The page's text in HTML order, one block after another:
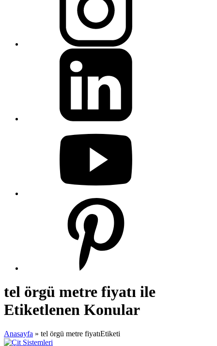
tel örgü metre fiyatı ile
Etiketlenen Konular
Anasayfa » tel örgü metre fiyatıEtiketi